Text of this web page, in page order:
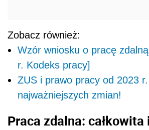
Zobacz również:
Wzór wniosku o pracę
r. Kodeks pracy]
ZUS i prawo pracy od 2023
najważniejszych zmian!
Praca zdalna: